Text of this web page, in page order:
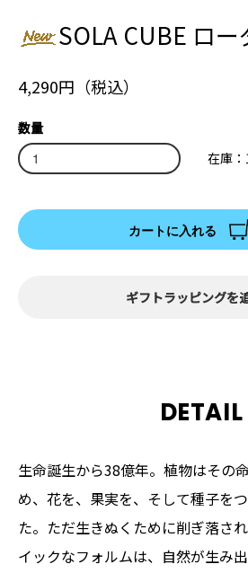
SOLA CUBE ロー
4,290円（税込）
数量
在庫：
カートに入れる
ギフトラッピングを
DETAIL
生命誕生から38億年。植物はその
め、花を、果実を、そして種子を
た。ただ生きぬくために削ぎ落さ
イックなフォルムは、自然が生み